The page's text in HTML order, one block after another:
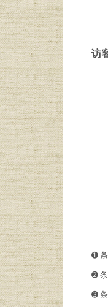
访
➊️ 条
➋️️ 条
➌ 条